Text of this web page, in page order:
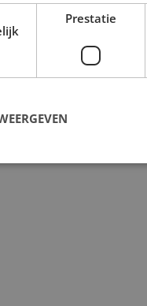
Prestatie